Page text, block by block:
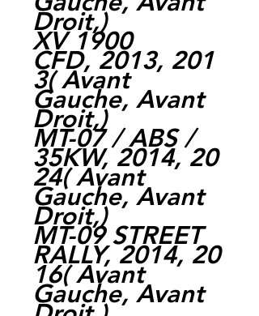
Droit,)
XV 1900
CFD, 2013, 201
3( Avant
Gauche, Avant
Droit,)
MT-07 / ABS /
35KW, 2014, 20
24( Avant
Gauche, Avant
Droit,)
MT-09 STREET
RALLY, 2014, 20
16( Avant
Gauche, Avant